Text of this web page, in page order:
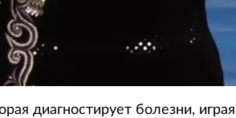
диагностирует болезни,